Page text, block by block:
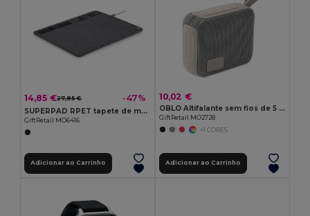
14,85 €27,95 € -47%
SUPERPAD RPET tapete de mouse carregador
GiftRetail MO6416
Adicionar ao Carrinho
10,02 €
OBLO Altifalante sem fios de 5 W
GiftRetail MO2728
+1 CORES
Adicionar ao Carrinho